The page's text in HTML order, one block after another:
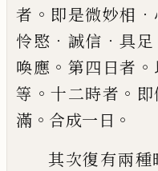
者 。 即是微妙相 ．
怜愍 ． 誠信 ．具足
喚應 。 第四日者 。
等 。十二時者 。 即
滿 。 合成一日 。
其次復有兩種